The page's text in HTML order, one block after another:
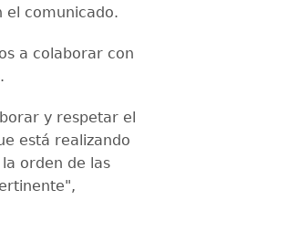
el comunicado.
a colaborar con
y respetar el
está realizando
orden de las